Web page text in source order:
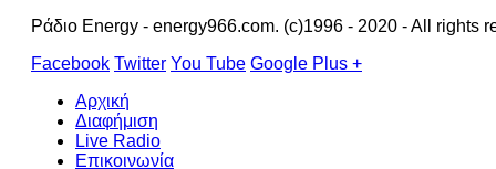
Ράδιο Energy - energy966.com. (c)1996 - 2020 - All rights
Facebook Twitter You Tube Google Plus +
Αρχική
Διαφήμιση
Live Radio
Επικοινωνία